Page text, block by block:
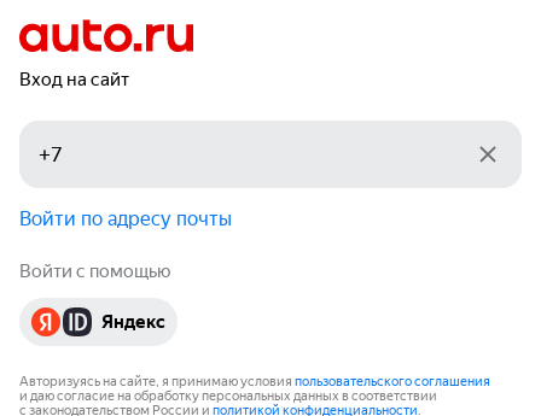
Вход на сайт
Войти по адресу почты
Войти с помощью
Яндекс
Авторизуясь на сайте, я принимаю условия пользовательского соглашения
и даю согласие на обработку персональных данных в соответствии
с законодательством России и политикой конфиденциальности.